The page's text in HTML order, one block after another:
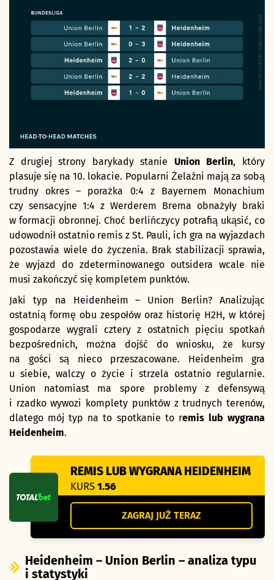
Z drugiej strony barykady stanie Union Berlin, który
plasuje się na 10. lokacie. Popularni Żelaźni mają za sobą
trudny okres – porażka 0:4 z Bayernem Monachium
czy sensacyjne 1:4 z Werderem Brema obnażyły braki
w formacji obronnej. Choć berlińczycy potrafią ukąsić, co
udowodnił ostatnio remis z St. Pauli, ich gra na wyjazdach
pozostawia wiele do życzenia. Brak stabilizacji sprawia,
że wyjazd do zdeterminowanego outsidera wcale nie
musi zakończyć się kompletem punktów.
Jaki typ na Heidenheim – Union Berlin? Analizując
ostatnią formę obu zespołów oraz historię H2H, w której
gospodarze wygrali cztery z ostatnich pięciu spotkań
bezpośrednich, można dojść do wniosku, że kursy
na gości są nieco przeszacowane. Heidenheim gra
u siebie, walczy o życie i strzela ostatnio regularnie.
Union natomiast ma spore problemy z defensywą
i rzadko wywozi komplety punktów z trudnych terenów,
dlatego mój typ na to spotkanie to remis lub wygrana
Heidenheim.
REMIS LUB WYGRANA HEIDENHEIM
KURS 1.56
ZAGRAJ JUŻ TERAZ
Heidenheim – Union Berlin – analiza typu
i statystyki